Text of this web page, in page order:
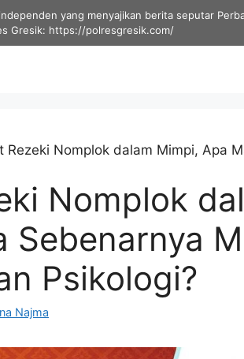
yang menyajikan berita seputar
Gresik: https://polresgresik.com/
Rezeki Nomplok dalam Mimpi, Apa
Nomplok
Sebenarnya
Psikologi?
Najma